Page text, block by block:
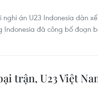
án U23 Indonesia dàn
Indonesia đã công bố đoạn
trận, U23 Việt